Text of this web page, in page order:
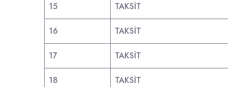
15 TAKSİT
16 TAKSİT
17 TAKSİT
18 TAKSİT